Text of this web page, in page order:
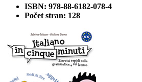
ISBN: 978-88-6182-078-4
Počet stran: 128